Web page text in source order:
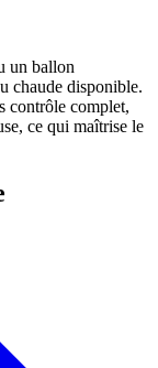
un ballon
chaude disponible.
contrôle complet,
ce qui maîtrise le